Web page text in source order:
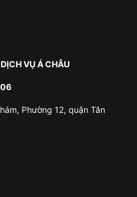
VỤ Á CHÂU
Phường 12, quận Tân